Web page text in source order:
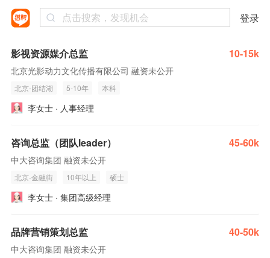
登录
影视资源媒介总监 10-15k
北京光影动力文化传播有限公司 融资未公开
北京-团结湖 5-10年 本科
李女士 · 人事经理
咨询总监（团队leader） 45-60k
中大咨询集团 融资未公开
北京-金融街 10年以上 硕士
李女士 · 集团高级经理
品牌营销策划总监 40-50k
中大咨询集团 融资未公开